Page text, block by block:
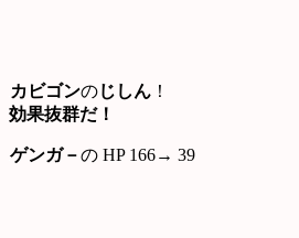
カビゴンのじしん ！
効果抜群だ！
ゲンガ－の HP 166→ 39